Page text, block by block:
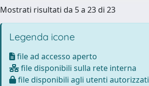
Mostrati risultati da 5 a 23 di 23
Legenda icone
file ad accesso aperto
file disponibili sulla rete interna
file disponibili agli utenti autorizzati